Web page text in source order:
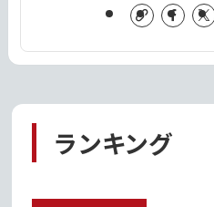
ランキング